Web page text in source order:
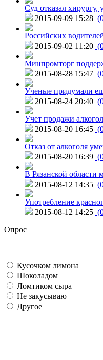
Суд отказал хирургу,
2015-09-09 15:28
Российских
2015-09-02 11:20
Минпромторг
2015-08-28 15:47
Ученые придумали
2015-08-24 20:40
Учет продажи
2015-08-20 16:45
Отказ от алкоголя
2015-08-20 16:39
В Рязанской области
2015-08-12 14:35
Употребление
2015-08-12 14:25
Опрос
Кусочком лимона
Шоколадом
Ломтиком сыра
Не закусываю
Другое